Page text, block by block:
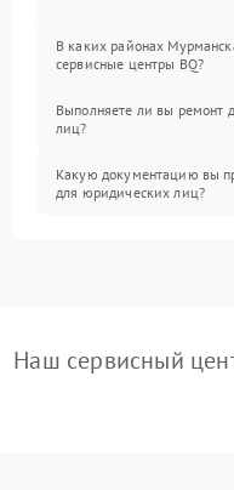
В каких районах
сервисные центры BQ?
Выполняете ли вы ремонт
лиц?
Какую документацию вы
для юридических лиц?
Наш сервисный